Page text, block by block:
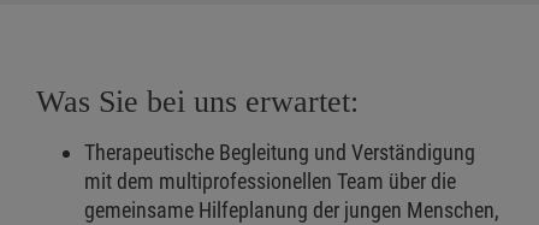
Was Sie bei uns erwartet:
Therapeutische Begleitung und Verständigung
mit dem multiprofessionellen Team über die
gemeinsame Hilfeplanung der jungen Menschen,